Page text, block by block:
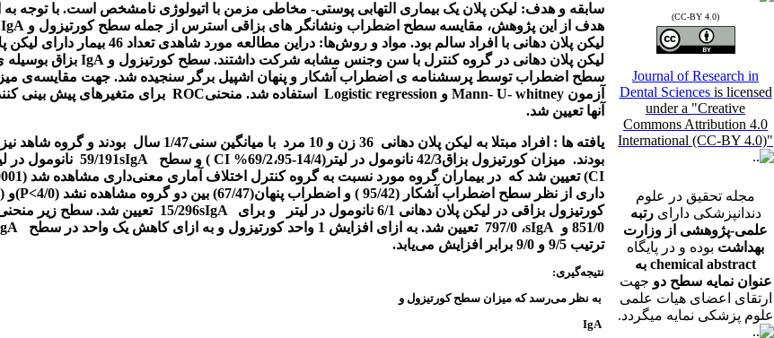
(CC-BY 4.0)
Journal of Research in
Dental Sciences is licensed
under a "Creative
Commons Attribution 4.0
International (CC-BY 4.0)"
مجله تحقیق در علوم
دندانپزشکی دارایرتبه
علمی-پژوهشی از وزارت
بهداشت بوده و در پایگاه
chemical abstract به
عنوان نمایه سطح دو جهت
ارتقای اعضای هیات علمی
علوم پزشکی نمایه میگردد.
سابقه و هدف: لیکن پلان یک بیماری التهابی پوستی- مخاطی مزمن با اتیولوژی نامشخص است. با توجه به
هدف از این پژوهش، مقایسه سطح اضطراب ونشانگر های بزاقی استرس از جمله سطح کورتیزول و IgA
لیکن پلان دهانی با افراد سالم بود. مواد و روش‌ها:
لیکن پلان دهانی در گروه کنترل با سن وجنس مشابه شرکت داشتند. سطح کورتیزول و IgA بزاق
سطح اضطراب توسط پرسشنامه ی اضطراب آشکار و پنهان اشپیل برگر سنجیده شد. جهت مقایسه‌ی
آزمون Mann- U- whitney و Logistic regression استفاده شد. منحنیROC برای متغیرهای پیش بینی
آنها تعیین شد.
یافته ها : افراد مبتلا به لیکن پلان دهانی 36 زن و 10 مرد با میانگین سنی1/47 سال
بودند و گروه شاهد
بودند. میزان کورتیزول بزاق42/3 نانومول در لیتر(14/4-69/2،95% CI ) و سطح sIgA
59/191 نانومول در
CI) تعیین شد که در بیماران گروه مورد نسبت به گروه کنترل اختلاف آماری معنی‌داری مشاهده شد (0001/ 0
داری از نظر سطح اضطراب آشکار (95/42 ) و اضطراب پنهان(67/47) بین دو گروه مشاهده نشد (4/0
>
P)و (5/0
کورتیزول بزاقی در لیکن پلان دهانی 6/1 نانومول در لیتر
و برای sIgA
15/296 تعیین شد. سطح زیر
851/0 و
sIgA، 797/0 تعیین شد. به ازای افزایش 1 واحد کورتیزول و به ازای کاهش یک واحد در سطح
ترتیب 9/5 و 9/0 برابر افزایش می‌یابد.
نتیجه‌گیری:
به نظر می‌رسد که میزان سطح کورتیزول و
IgA